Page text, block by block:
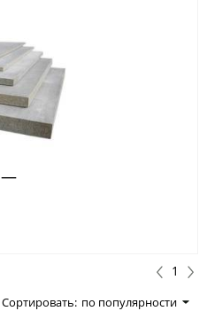
—
1
Сортировать: по популярности